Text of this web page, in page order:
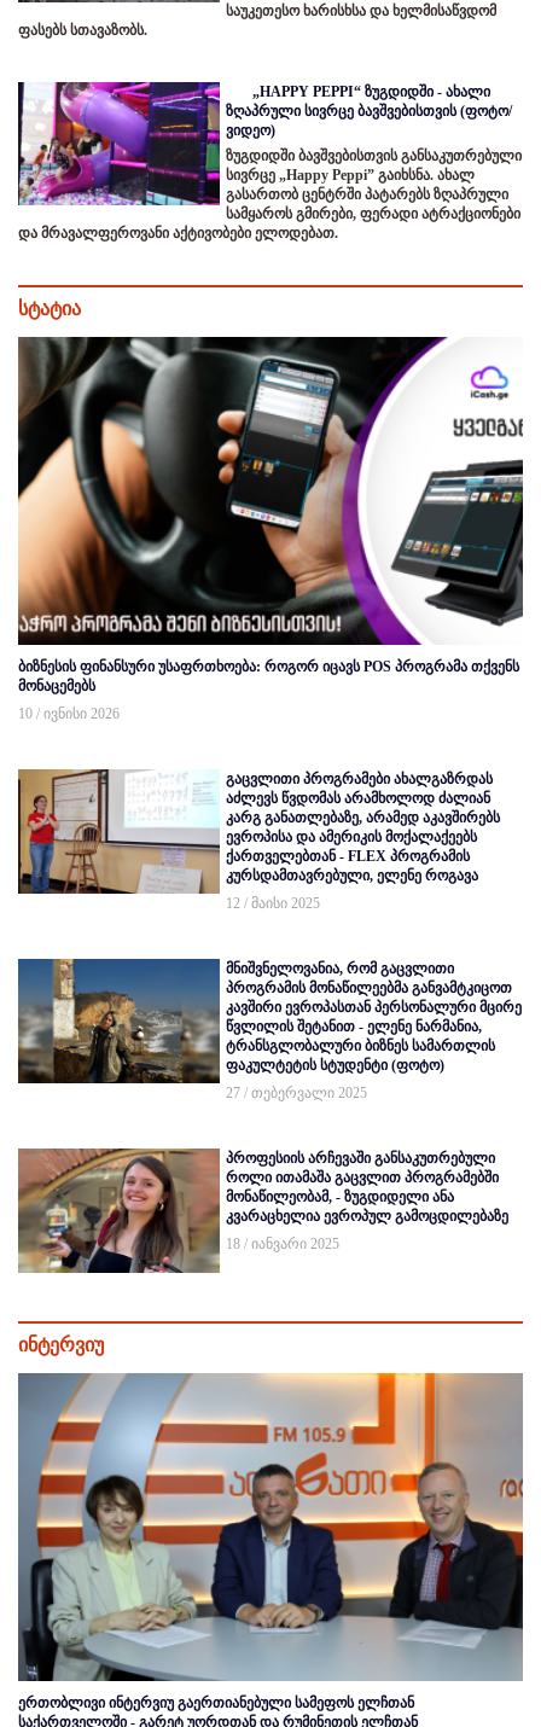
საუკეთესო ხარისხსა და ხელმისაწვდომ
ფასებს სთავაზობს.
„HAPPY PEPPI“ ზუგდიდში - ახალი
ზღაპრული სივრცე ბავშვებისთვის (ფოტო/
ვიდეო)
ზუგდიდში ბავშვებისთვის განსაკუთრებული
სივრცე „Happy Peppi” გაიხსნა. ახალ
გასართობ ცენტრში პატარებს ზღაპრული
სამყაროს გმირები, ფერადი ატრაქციონები
და მრავალფეროვანი აქტივობები ელოდებათ.
სტატია
ბიზნესის ფინანსური უსაფრთხოება: როგორ იცავს POS პროგრამა თქვენს
მონაცემებს
10 / ივნისი 2026
გაცვლითი პროგრამები ახალგაზრდას
აძლევს წვდომას არამხოლოდ ძალიან
კარგ განათლებაზე, არამედ აკავშირებს
ევროპისა და ამერიკის მოქალაქეებს
ქართველებთან - FLEX პროგრამის
კურსდამთავრებული, ელენე როგავა
12 / მაისი 2025
მნიშვნელოვანია, რომ გაცვლითი
პროგრამის მონაწილეებმა განვამტკიცოთ
კავშირი ევროპასთან პერსონალური მცირე
წვლილის შეტანით - ელენე ნარმანია,
ტრანსგლობალური ბიზნეს სამართლის
ფაკულტეტის სტუდენტი (ფოტო)
27 / თებერვალი 2025
პროფესიის არჩევაში განსაკუთრებული
როლი ითამაშა გაცვლით პროგრამებში
მონაწილეობამ, - ზუგდიდელი ანა
კვარაცხელია ევროპულ გამოცდილებაზე
18 / იანვარი 2025
ინტერვიუ
ერთობლივი ინტერვიუ გაერთიანებული სამეფოს ელჩთან
საქართველოში - გარეტ უორდთან და რუმინეთის ელჩთან